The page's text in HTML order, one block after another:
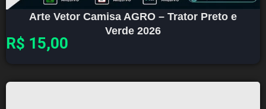
Arte Vetor Camisa AGRO – Trator Preto e
Verde 2026
R$ 15,00